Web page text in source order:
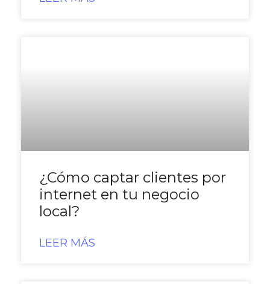
¿Cómo captar clientes por
internet en tu negocio
local?
LEER MÁS